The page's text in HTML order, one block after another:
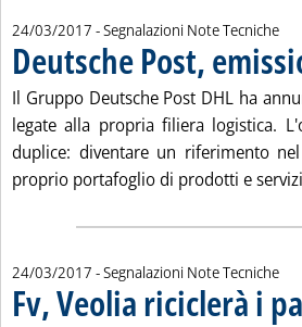
24/03/2017 - Segnalazioni Note Tecniche
Deutsche Post,
Il Gruppo Deutsche Post DHL ha
legate alla propria filiera logistica.
duplice: diventare un riferimento
proprio portafoglio di prodotti e
24/03/2017 - Segnalazioni Note Tecniche
Fv, Veolia riciclerà i